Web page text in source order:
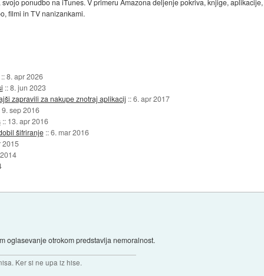
ponudbo na iTunes. V primeru Amazona deljenje pokriva, knjige,
filmi in TV nanizankami.
::8. apr 2026
::8. jun 2023
zapravili za nakupe znotraj aplikacij ::6. apr 2017
9. sep 2016
:: 13. apr 2016
šifriranje ::6. mar 2016
2015
oglasevanje otrokom predstavlja nemoralnost.
Ker si ne upa iz hise.